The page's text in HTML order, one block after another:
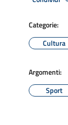
Categorie:
Cultura
Argomenti:
Sport